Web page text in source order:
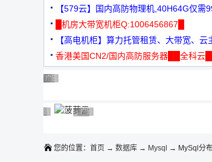
【579云】国内高防物理机,40H64G仅需
元
█机房大带宽机柜Q:1006456867█
【高电机柜】算力托管租赁、大带宽、云
机
香港美国CN2/国内高防服务器██全科云██
广告 商业广告，理性选择
广告 商业广告，理性选择
广告 商业广告，理性选择
广告 商业广告，理性选择
广告 商业广告，理性选择
广告 商业广告，理性选择
广告 商业广告，理性选择
广告 商业广告，理性选择广告 商业广告，理性选择
广告 商业广告，理性选择
您的位置： 首页 → 数据库 → Mysql → MySql分